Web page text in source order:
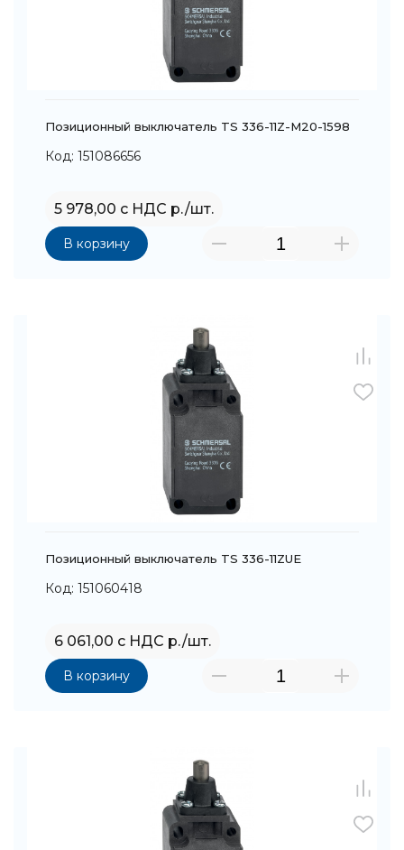
Позиционный выключатель TS 336-11Z-M20-1598
Код: 151086656
5 978,00 с НДС р./шт.
В корзину
Позиционный выключатель TS 336-11ZUE
Код: 151060418
6 061,00 с НДС р./шт.
В корзину